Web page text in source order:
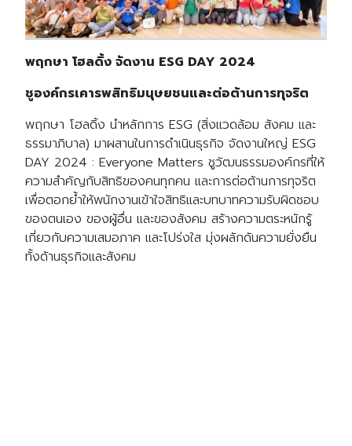
พฤกษา โฮลดิ้ง จัดงาน ESG DAY 2024
ชูองค์กรเคารพสิทธิมนุษยชนและต่อต้านการทุจริต
พฤกษา โฮลดิ้ง นำหลักการ ESG (สิ่งแวดล้อม สังคม และ
ธรรมาภิบาล) มาผสานในการดำเนินธุรกิจ จัดงานใหญ่ ESG
DAY 2024 : Everyone Matters ชูวัฒนธรรมองค์กรที่ให้
ความสำคัญกับสิทธิของคนทุกคน และการต่อต้านการทุจริต
เพื่อตอกย้ำให้พนักงานเข้าใจสิทธิและบทบาทความรับผิดชอบ
ของตนเอง ของผู้อื่น และของสังคม สร้างความตระหนักรู้
เกี่ยวกับความเสมอภาค และโปร่งใส มุ่งผลักดันความยั่งยืน
ทั้งด้านธุรกิจและสังคม